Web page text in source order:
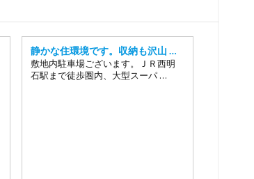
19
静かな住環境です。収納も沢山 …
敷地内駐車場ございます。ＪＲ西明
石駅まで徒歩圏内、大型スーパ …